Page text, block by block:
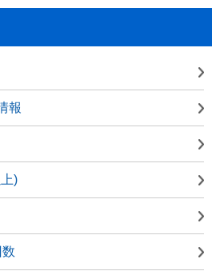
報
)